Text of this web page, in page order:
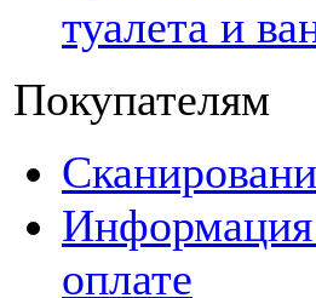
туалета и
Покупателям
оплате